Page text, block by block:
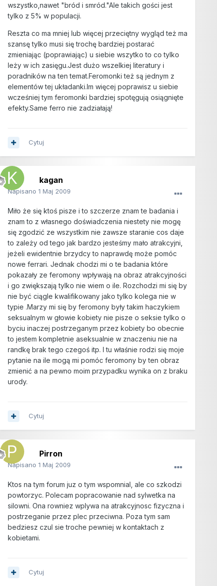
wszystko,nawet "bród i smród."Ale takich gości jest
tylko z 5% w populacji.
Reszta co ma mniej lub więcej przeciętny wygląd też ma
szansę tylko musi się trochę bardziej postarać
zmieniając (poprawiając) u siebie wszytko to co tylko
leży w ich zasięgu.Jest dużo wszelkiej literatury i
poradników na ten temat.Feromonki też są jednym z
elementów tej układanki.Im więcej poprawisz u siebie
wcześniej tym feromonki bardziej spotęgują osiągnięte
efekty.Same ferro nie zadziałają!
Cytuj
kagan
Napisano 1 Maj 2009
Miło że się ktoś pisze i to szczerze znam te badania i
znam to z własnego doświadczenia niestety nie mogę
się zgodzić ze wszystkim nie zawsze staranie cos daje
to zależy od tego jak bardzo jesteśmy mało atrakcyjni,
jeżeli ewidentnie brzydcy to naprawdę może pomóc
nowe ferrari. Jednak chodzi mi o te badania które
pokazały ze feromony wpływają na obraz atrakcyjności
i go zwiększają tylko nie wiem o ile. Rozchodzi mi się by
nie być ciągle kwalifikowany jako tylko kolega nie w
typie .Marzy mi się by feromony były takim haczykiem
seksualnym w głowie kobiety nie pisze o seksie tylko o
byciu inaczej postrzeganym przez kobiety bo obecnie
to jestem kompletnie aseksualnie w znaczeniu nie na
randkę brak tego czegoś itp. I tu właśnie rodzi się moje
pytanie na ile mogą mi pomóc feromony by ten obraz
zmienić a na pewno moim przypadku wynika on z braku
urody.
Cytuj
Pirron
Napisano 1 Maj 2009
Ktos na tym forum juz o tym wspomnial, ale co szkodzi
powtorzyc. Polecam popracowanie nad sylwetka na
silowni. Ona rowniez wplywa na atrakcyjnosc fizyczna i
postrzeganie przez plec przeciwna. Poza tym sam
bedziesz czul sie troche pewniej w kontaktach z
kobietami.
Cytuj